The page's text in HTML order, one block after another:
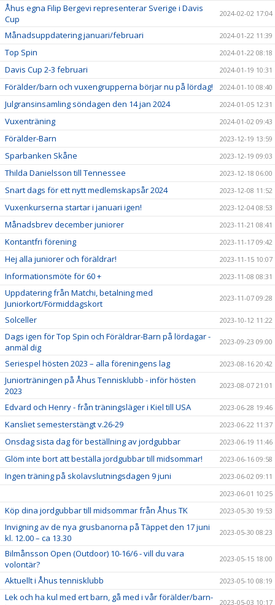
Åhus egna Filip Bergevi representerar Sverige i Davis
Cup
2024-02-02 17:04
Månadsuppdatering januari/februari 2024-01-22 11:39
Top Spin 2024-01-22 08:18
Davis Cup 2-3 februari 2024-01-19 10:31
Förälder/barn och vuxengrupperna börjar nu på lördag! 2024-01-10 08:40
Julgransinsamling söndagen den 14 jan 2024 2024-01-05 12:31
Vuxenträning 2024-01-02 09:43
Förälder-Barn 2023-12-19 13:59
Sparbanken Skåne 2023-12-19 09:03
Thilda Danielsson till Tennessee 2023-12-18 06:00
Snart dags för ett nytt medlemskapsår 2024 2023-12-08 11:52
Vuxenkurserna startar i januari igen! 2023-12-04 08:53
Månadsbrev december juniorer 2023-11-21 08:41
Kontantfri förening 2023-11-17 09:42
Hej alla juniorer och föräldrar! 2023-11-15 10:07
Informationsmöte för 60 + 2023-11-08 08:31
Uppdatering från Matchi, betalning med
Juniorkort/Förmiddagskort
2023-11-07 09:28
Solceller 2023-10-12 11:22
Dags igen för Top Spin och Föräldrar-Barn på lördagar -
anmäl dig
2023-09-23 09:00
Seriespel hösten 2023 – alla föreningens lag 2023-08-16 20:42
Juniorträningen på Åhus Tennisklubb - inför hösten
2023
2023-08-07 21:01
Edvard och Henry - från träningsläger i Kiel till USA 2023-06-28 19:46
Kansliet semesterstängt v.26-29 2023-06-22 11:37
Onsdag sista dag för beställning av jordgubbar 2023-06-19 11:46
Glöm inte bort att beställa jordgubbar till midsommar! 2023-06-16 09:58
Ingen träning på skolavslutningsdagen 9 juni
2023-06-02 09:11
2023-06-01 10:25
Köp dina jordgubbar till midsommar från Åhus TK 2023-05-30 19:53
Invigning av de nya grusbanorna på Täppet den 17 juni
kl. 12.00 – ca 13.30
2023-05-30 08:23
Bilmånsson Open (Outdoor) 10-16/6 - vill du vara
volontär?
2023-05-15 18:00
Aktuellt i Åhus tennisklubb 2023-05-10 08:19
Lek och ha kul med ert barn, gå med i vår förälder/barn-
2023-05-03 10:17